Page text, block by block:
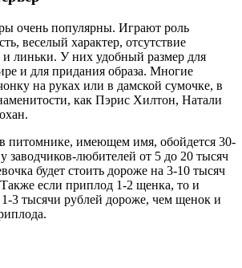
очень популярны. Играют роль
веселый характер, отсутствие
и линьки. У них удобный размер для
и для придания образа. Многие
на руках или в дамской сумочке, в
как Пэрис Хилтон, Натали
питомнике, имеющем имя, обойдется 30-
заводчиков-любителей от 5 до 20 тысяч
будет стоить дороже на 3-10 тысяч
если приплод 1-2 щенка, то и
1-3 тысячи рублей дороже, чем щенок и